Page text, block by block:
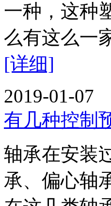
一种，这种
么有这么一
[详细]
2019-01-07
有几种控制
轴承在安装
承、偏心轴